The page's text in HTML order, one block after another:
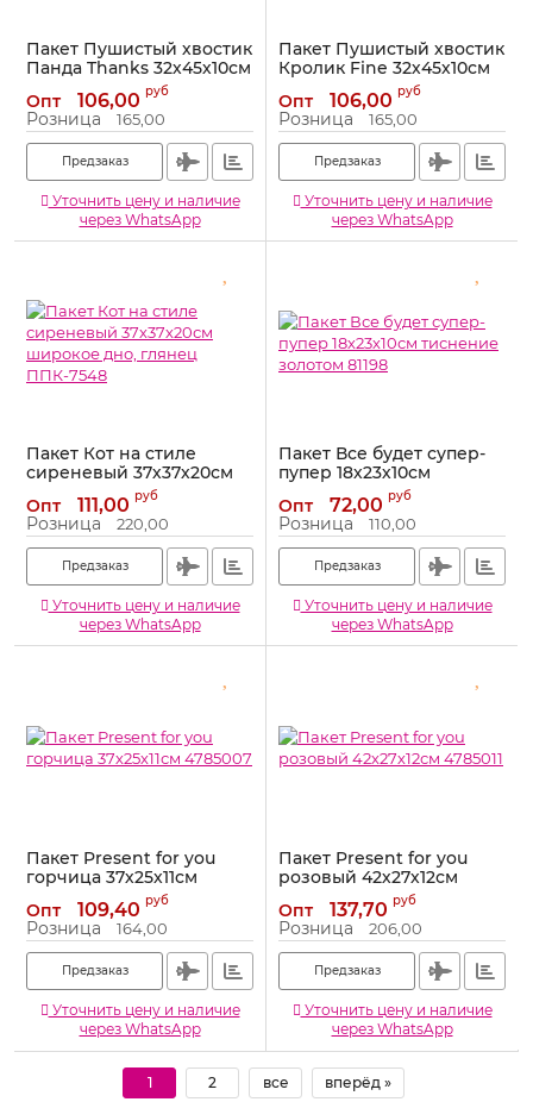
Пакет Пушистый хвостик
Панда Thanks 32х45х10см
глянец ППК-1972
Артикул: ППК-1972
Опт 106,00 руб
Розница 165,00
Предзаказ
Уточнить цену и наличие
через WhatsApp
Пакет Пушистый хвостик
Кролик Fine 32х45х10см
глянец ППК-1971
Артикул: ППК-1971
Опт 106,00 руб
Розница 165,00
Предзаказ
Уточнить цену и наличие
через WhatsApp
Пакет Кот на стиле
сиреневый 37х37х20см
широкое дно, глянец
ППК-7548
Артикул: ППК-7548
Опт 111,00 руб
Розница 220,00
Предзаказ
Уточнить цену и наличие
через WhatsApp
Пакет Все будет супер-
пупер 18х23х10см
тиснение золотом 81198
Артикул: 81198
Опт 72,00 руб
Розница 110,00
Предзаказ
Уточнить цену и наличие
через WhatsApp
Пакет Present for you
горчица 37х25х11см
Артикул: 4785007
Опт 109,40 руб
Розница 164,00
Предзаказ
Уточнить цену и наличие
через WhatsApp
Пакет Present for you
розовый 42х27х12см
Артикул: 4785011
Опт 137,70 руб
Розница 206,00
Предзаказ
Уточнить цену и наличие
через WhatsApp
1 2 все вперёд »